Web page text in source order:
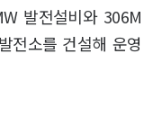
발전설비와 306M
전소를 건설해 운영